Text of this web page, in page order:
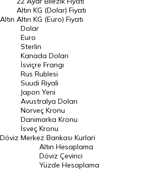
Dolar Kuru
Euro Kuru
Pound Kuru
Frank Kuru
Riyal Kuru
Avustralya Doları
Danimarka Kronu Kuru
Kanada Doları Kuru
Norveç Kronu Kuru
İsveç Kronu Kuru
Altın
Altın KG (Dolar) Fiyatı
Altın KG (Euro) Fiyatı
Döviz
Dolar
Euro
Sterlin
Kanada Doları
İsviçre Frangı
Rus Rublesi
Suudi Riyali
Japon Yeni
Avustralya Doları
Norveç Kronu
Danimarka Kronu
İsveç Kronu
Merkez Bankası Kurlari
Altın Hesaplama
Döviz Çevirici
Yüzde Hesaplama